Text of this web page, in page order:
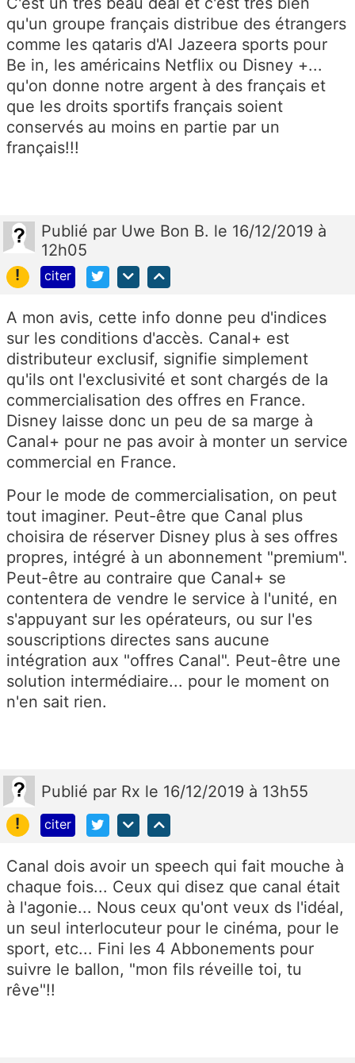
qu'un groupe français distribue des étrangers
comme les qataris d'Al Jazeera sports pour
Be in, les américains Netflix ou Disney +...
qu'on donne notre argent à des français et
que les droits sportifs français soient
conservés au moins en partie par un
français!!!
Publié par Uwe Bon B. le 16/12/2019 à
12h05
!
citer
A mon avis, cette info donne peu d'indices
sur les conditions d'accès. Canal+ est
distributeur exclusif, signifie simplement
qu'ils ont l'exclusivité et sont chargés de la
commercialisation des offres en France.
Disney laisse donc un peu de sa marge à
Canal+ pour ne pas avoir à monter un service
commercial en France.
Pour le mode de commercialisation, on peut
tout imaginer. Peut-être que Canal plus
choisira de réserver Disney plus à ses offres
propres, intégré à un abonnement "premium".
Peut-être au contraire que Canal+ se
contentera de vendre le service à l'unité, en
s'appuyant sur les opérateurs, ou sur l'es
souscriptions directes sans aucune
intégration aux "offres Canal". Peut-être une
solution intermédiaire... pour le moment on
n'en sait rien.
Publié par Rx le 16/12/2019 à 13h55
!
citer
Canal dois avoir un speech qui fait mouche à
chaque fois... Ceux qui disez que canal était
à l'agonie... Nous ceux qu'ont veux ds l'idéal,
un seul interlocuteur pour le cinéma, pour le
sport, etc... Fini les 4 Abbonements pour
suivre le ballon, "mon fils réveille toi, tu
rêve"!!